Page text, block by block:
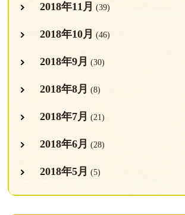
2018年11月 (39)
2018年10月 (46)
2018年9月 (30)
2018年8月 (8)
2018年7月 (21)
2018年6月 (28)
2018年5月 (5)